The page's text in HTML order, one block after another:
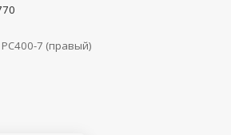
7 (правый)